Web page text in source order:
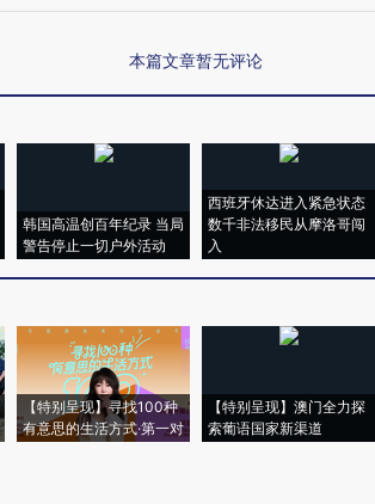
本篇文章暂无评论
韩国高温创百年纪录 当局
警告停止一切户外活动
西班牙休达进入紧急状态
数千非法移民从摩洛哥闯
入
【特别呈现】寻找100种
有意思的生活方式·第一对
【特别呈现】澳门全力探
索葡语国家新渠道